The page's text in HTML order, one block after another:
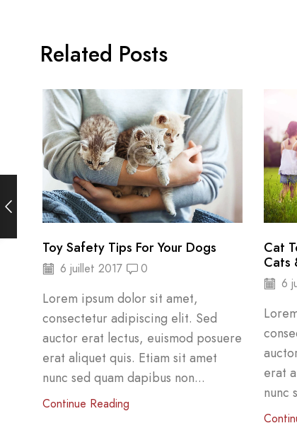
Related Posts
Toy Safety Tips For Your Dogs
6 juillet 2017 0
Lorem ipsum dolor sit amet,
consectetur adipiscing elit. Sed
auctor erat lectus, euismod posuere
erat aliquet quis. Etiam sit amet
nunc sed quam dapibus non...
Continue Reading
Cat
Cats
6
erat
nunc